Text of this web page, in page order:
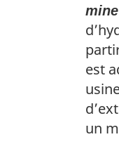
est
un